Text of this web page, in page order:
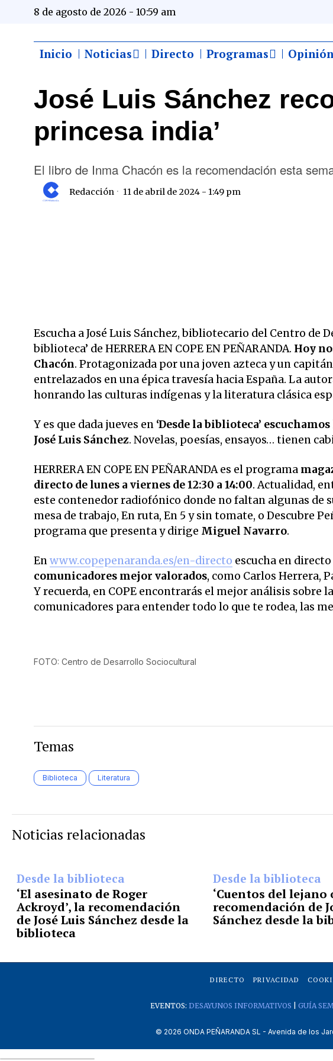
8 de agosto de 2026 - 10:59 am
Inicio Noticias Directo Programas Opinión
José Luis Sánchez
princesa india’
El libro de Inma Chacón es la recomendación esta
Redacción 11 de abril de 2024 - 1:49 pm
Escucha a José Luis Sánchez, bibliotecario del Centro de
biblioteca’ de HERRERA EN COPE EN PEÑARANDA. Hoy
Chacón. Protagonizada por una joven azteca y un
entrelazados en una épica travesía hacia España. La
honrando las culturas indígenas y la literatura clásica
Y es que dada jueves en ‘Desde la biblioteca’
José Luis Sánchez. Novelas, poesías, ensayos… tienen
HERRERA EN COPE EN PEÑARANDA es el programa
directo de lunes a viernes de 12:30 a 14:00. Actualidad,
este contenedor radiofónico donde no faltan algunas de
mesa de trabajo, En ruta, En 5 y sin tomate, o Descubre
programa que presenta y dirige Miguel Navarro.
Enwww.copepenaranda.es/en-directo escucha en directo
comunicadores mejor valorados, como Carlos Herrera,
Y recuerda, en COPE encontrarás el mejor análisis sobre
comunicadores para entender todo lo que te rodea, las
FOTO: Centro de Desarrollo Sociocultural
Temas
Biblioteca Literatura
Noticias relacionadas
Desde la biblioteca
‘El asesinato de Roger
Ackroyd’, la recomendación
de José Luis Sánchez desde la
biblioteca
Desde la biblioteca
‘Cuentos del lejano
recomendación de
Sánchez desde la
DIRECTO PRIVACIDAD
EVENTOS: DESAYUNOS INFORMATIVOS GUÍA
© 2026 ONDA PEÑARANDA SL - Avenida de los